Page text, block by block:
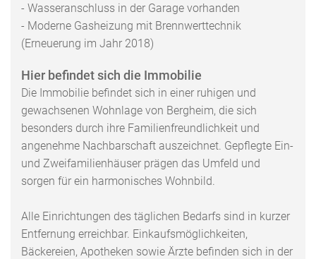
- Wasseranschluss in der Garage vorhanden
- Moderne Gasheizung mit Brennwerttechnik
(Erneuerung im Jahr 2018)
Hier befindet sich die Immobilie
Die Immobilie befindet sich in einer ruhigen und
gewachsenen Wohnlage von Bergheim, die sich
besonders durch ihre Familienfreundlichkeit und
angenehme Nachbarschaft auszeichnet. Gepflegte Ein-
und Zweifamilienhäuser prägen das Umfeld und
sorgen für ein harmonisches Wohnbild.
Alle Einrichtungen des täglichen Bedarfs sind in kurzer
Entfernung erreichbar. Einkaufsmöglichkeiten,
Bäckereien, Apotheken sowie Ärzte befinden sich in der